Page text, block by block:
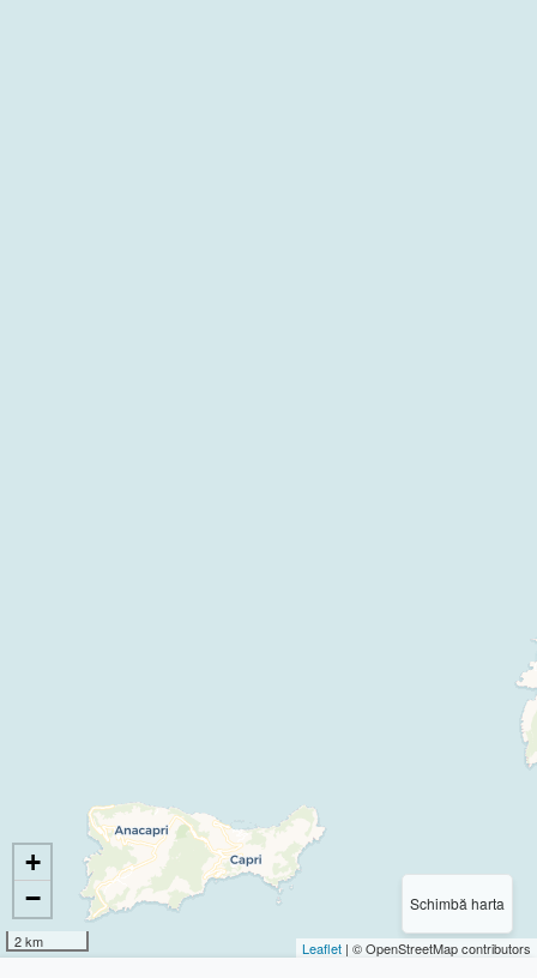
Schimbă harta
+
−
2 km Leaflet | © OpenStreetMap contributors